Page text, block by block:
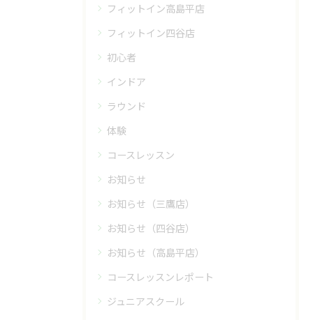
フィットイン高島平店
フィットイン四谷店
初心者
インドア
ラウンド
体験
コースレッスン
お知らせ
お知らせ（三鷹店）
お知らせ（四谷店）
お知らせ（高島平店）
コースレッスンレポート
ジュニアスクール